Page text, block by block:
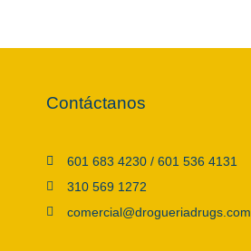
Contáctanos
601 683 4230 / 601 536 4131
310 569 1272
comercial@drogueriadrugs.com